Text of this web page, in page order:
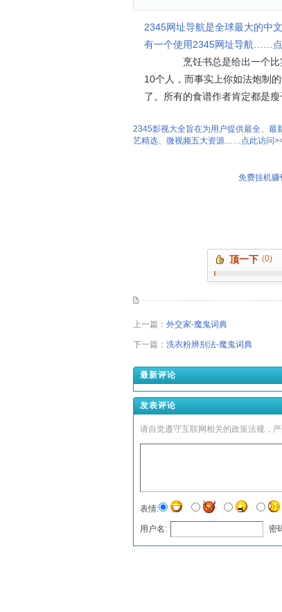
2345网址导航是全球最大的中
有一个使用2345网址导航……
烹饪书总是给出一个比实际
10个人，而事实上你如法炮制
了。所有的食谱作者肯定都是
2345影视大全旨在为用户提供最全、最
艺精选、微视频五大资源……点此访问
免费挂机
顶一下 (0)
上一篇： 外交家-魔鬼词典
下一篇： 洗衣粉辨别法-魔鬼词典
最新评论
发表评论
请自觉遵守互联网相关的政策法规，
表情:
用户名: 密